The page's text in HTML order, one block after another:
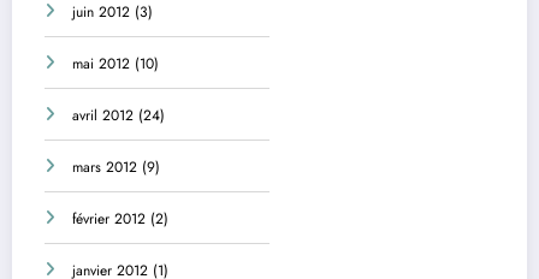
juin 2012 (3)
mai 2012 (10)
avril 2012 (24)
mars 2012 (9)
février 2012 (2)
janvier 2012 (1)